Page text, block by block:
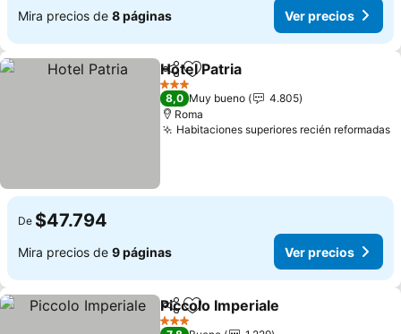
Mira precios de 8 páginas Ver precios
CompartirAgregar a favoritos
Hotel Patria
3 Estrellas
8,0 Muy bueno
4.805
Roma
Habitaciones superiores recién reformadas
De $47.794
Mira precios de 9 páginas Ver precios
CompartirAgregar a favoritos
Piccolo Imperiale
3 Estrellas